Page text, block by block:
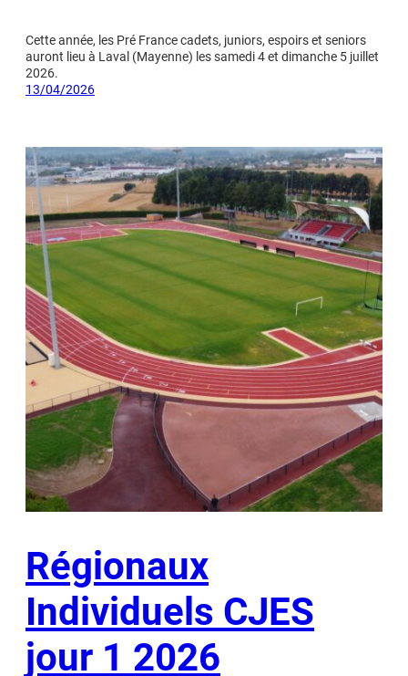
Cette année, les Pré France cadets, juniors, espoirs et seniors
auront lieu à Laval (Mayenne) les samedi 4 et dimanche 5 juillet
2026.
13/04/2026
Régionaux
Individuels CJES
jour 1 2026